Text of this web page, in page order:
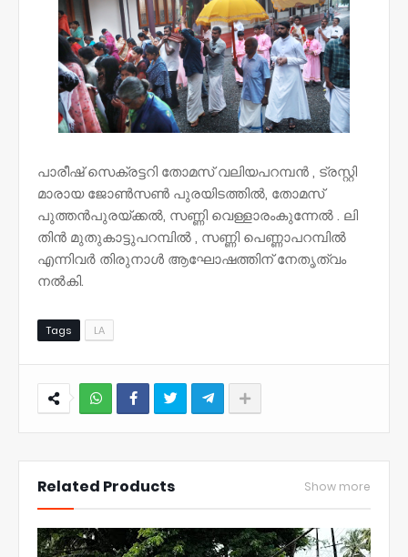
പാരീഷ് സെക്രട്ടറി തോമസ് വലിയപറമ്പൻ , ട്രസ്റ്റി
മാരായ ജോൺസൺ പുരയിടത്തിൽ, തോമസ്
പുത്തൻപുരയ്ക്കൽ, സണ്ണി വെള്ളാരംകുന്നേൽ . ലി
തിൻ മുതുകാട്ടുപറമ്പിൽ , സണ്ണി പെണ്ണാപറമ്പിൽ
എന്നിവർ തിരുനാൾ ആഘോഷത്തിന് നേതൃത്വം
നൽകി.
Tags LA
Related Products Show more